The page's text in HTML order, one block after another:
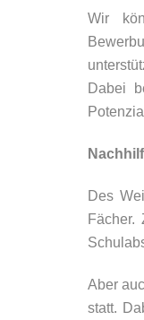
Wir
Dabei
Des
Fächer.
Aber
statt.